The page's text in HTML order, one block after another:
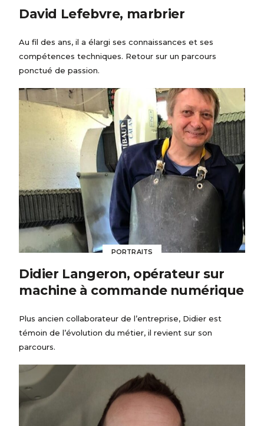
David Lefebvre, marbrier
Au fil des ans, il a élargi ses connaissances et ses
compétences techniques. Retour sur un parcours
ponctué de passion.
PORTRAITS
Didier Langeron, opérateur sur
machine à commande numérique
Plus ancien collaborateur de l’entreprise, Didier est
témoin de l’évolution du métier, il revient sur son
parcours.